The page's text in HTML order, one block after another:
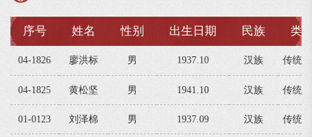
序号 姓名 性别 出生日期 民族 类
04-1826 廖洪标 男 1937.10 汉族 传统
04-1825 黄松坚 男 1941.10 汉族 传统
01-0123 刘泽棉 男 1937.09 汉族 传统